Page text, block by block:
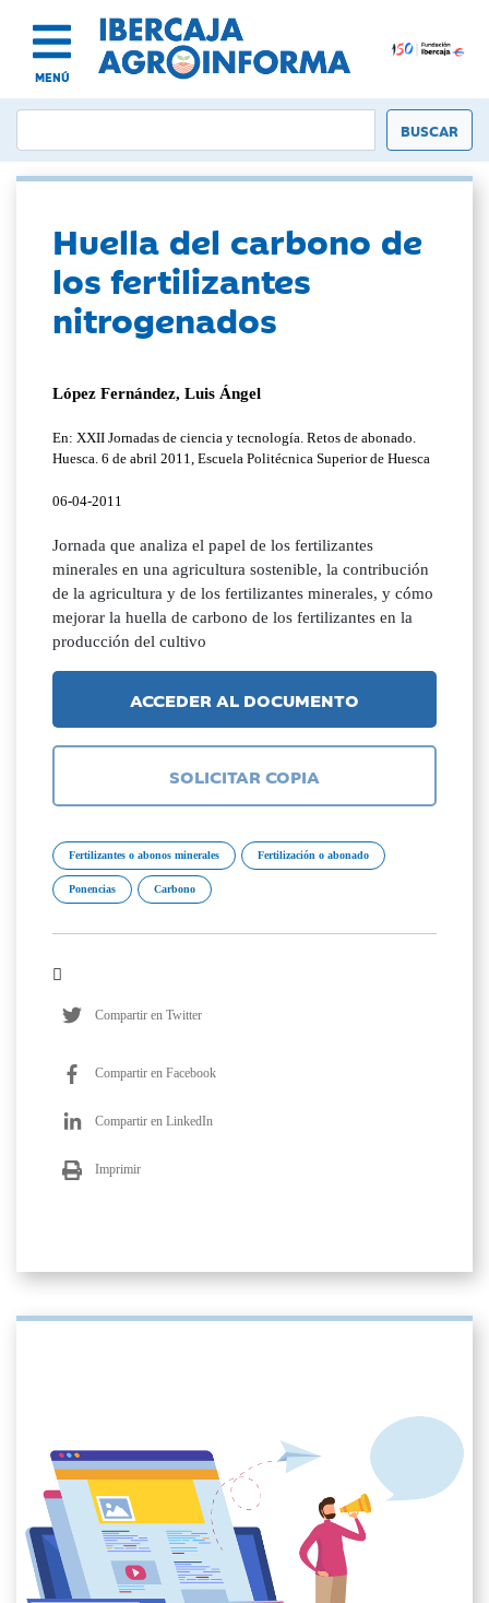
MENÚ
Huella del carbono de
los fertilizantes
nitrogenados
López Fernández, Luis Ángel
En: XXII Jornadas de ciencia y tecnología. Retos de abonado.
Huesca. 6 de abril 2011, Escuela Politécnica Superior de Huesca
06-04-2011
Jornada que analiza el papel de los fertilizantes
minerales en una agricultura sostenible, la contribución
de la agricultura y de los fertilizantes minerales, y cómo
mejorar la huella de carbono de los fertilizantes en la
producción del cultivo
ACCEDER AL DOCUMENTO
SOLICITAR COPIA
Fertilizantes o abonos minerales Fertilización o abonado
Ponencias Carbono
Compartir en Twitter
Compartir en Facebook
Compartir en LinkedIn
Imprimir